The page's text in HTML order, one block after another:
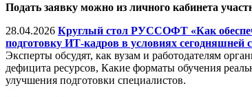
Подать заявку можно из личного кабинета
28.04.2026 Круглый стол РУССОФТ «Как
подготовку ИТ-кадров в условиях сегодняшней
Эксперты обсудят, как вузам и работодателям
дефицита ресурсов, Какие форматы обучения
улучшения подготовки специалистов.